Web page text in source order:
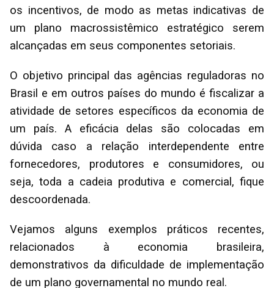
os incentivos, de modo as metas indicativas de
um plano macrossistêmico estratégico serem
alcançadas em seus componentes setoriais.
O objetivo principal das agências reguladoras no
Brasil e em outros países do mundo é fiscalizar a
atividade de setores específicos da economia de
um país. A eficácia delas são colocadas em
dúvida caso a relação interdependente entre
fornecedores, produtores e consumidores, ou
seja, toda a cadeia produtiva e comercial, fique
descoordenada.
Vejamos alguns exemplos práticos recentes,
relacionados à economia brasileira,
demonstrativos da dificuldade de implementação
de um plano governamental no mundo real.